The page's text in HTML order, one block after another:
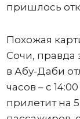
пришлось
Похожая
Сочи, правда
в Абу-Даби
часов – с
прилетит на